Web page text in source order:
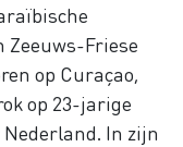
Zeeuws-Friese
op Curaçao,
op 23-jarige
In zijn